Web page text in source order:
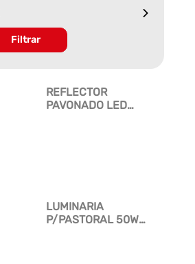
Filtrar
REFLECTOR
PAVONADO LED
LUMINARIA
P/PASTORAL 50W